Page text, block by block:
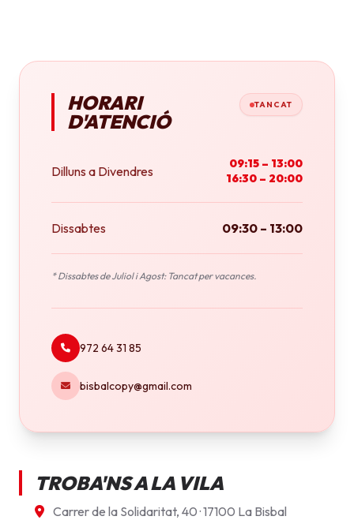
HORARI
D'ATENCIÓ
TANCAT
Dilluns a Divendres
09:15 – 13:00
16:30 – 20:00
Dissabtes 09:30 – 13:00
* Dissabtes de Juliol i Agost: Tancat per vacances.
972 64 31 85
bisbalcopy@gmail.com
TROBA'NS A LA VILA
Carrer de la Solidaritat, 40 · 17100 La Bisbal